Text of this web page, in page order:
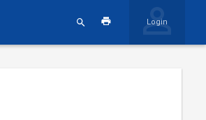
Login